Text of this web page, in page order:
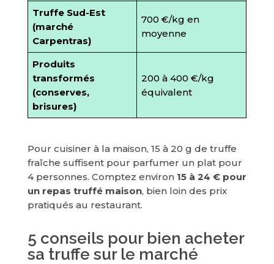
Truffe Sud-Est
(marché
Carpentras)
700 €/kg en
moyenne
Produits
transformés
(conserves,
brisures)
200 à 400 €/kg
équivalent
Pour cuisiner à la maison, 15 à 20 g de truffe
fraîche suffisent pour parfumer un plat pour
4 personnes. Comptez environ 15 à 24 € pour
un repas truffé maison, bien loin des prix
pratiqués au restaurant.
5 conseils pour bien acheter
sa truffe sur le marché